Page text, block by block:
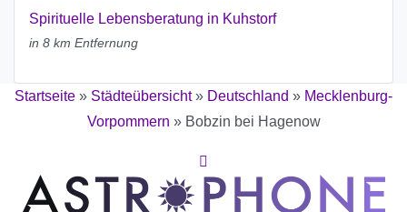
Spirituelle Lebensberatung in Kuhstorf
in 8 km Entfernung
Startseite » Städteübersicht» Deutschland » Mecklenburg-
Vorpommern » Bobzin bei Hagenow